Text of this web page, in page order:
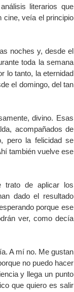
literarios que
cine, veía el principio
noches y, desde el
toda la semana
lo tanto, la eternidad
el domingo, del tan
divino. Esas
acompañados de
pero la felicidad se
también vuelve ese
trato de aplicar los
dado el resultado
porque ese
ver, como decía
A mí no. Me gustan
no puedo hacer
y llega un punto
que quiero es salir